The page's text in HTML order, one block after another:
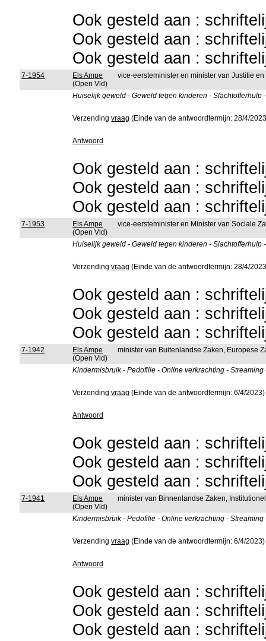
Ook gesteld aan :
Ook gesteld aan :
Ook gesteld aan :
7-1954
Els Ampe
(Open Vld)
vice-eersteminister en minister van Justitie
Huiselijk geweld - Geweld tegen kinderen -
Verzendingvraag (Einde van de antwoordtermijn: 28/4/
Antwoord
Ook gesteld aan :
Ook gesteld aan :
Ook gesteld aan :
7-1953
Els Ampe
(Open Vld)
vice-eersteminister en Minister van Sociale
Huiselijk geweld - Geweld tegen kinderen -
Verzendingvraag (Einde van de antwoordtermijn: 28/4/
Ook gesteld aan :
Ook gesteld aan :
Ook gesteld aan :
7-1942
Els Ampe
(Open Vld)
minister van Buitenlandse Zaken, Europese
Kindermisbruik - Pedofilie - Online verkrachting -
Verzendingvraag (Einde van de antwoordtermijn: 6/4/2023)
Antwoord
Ook gesteld aan :
Ook gesteld aan :
Ook gesteld aan :
7-1941
Els Ampe
(Open Vld)
minister van Binnenlandse Zaken,
Kindermisbruik - Pedofilie - Online verkrachting -
Verzendingvraag (Einde van de antwoordtermijn: 6/4/2023)
Antwoord
Ook gesteld aan :
Ook gesteld aan :
Ook gesteld aan :